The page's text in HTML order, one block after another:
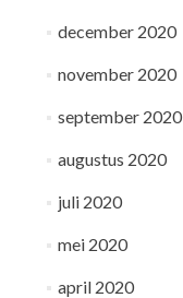
december 2020
november 2020
september 2020
augustus 2020
juli 2020
mei 2020
april 2020